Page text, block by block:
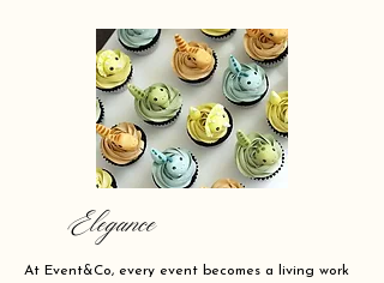
Elegance
At Event&Co, every event becomes a living work